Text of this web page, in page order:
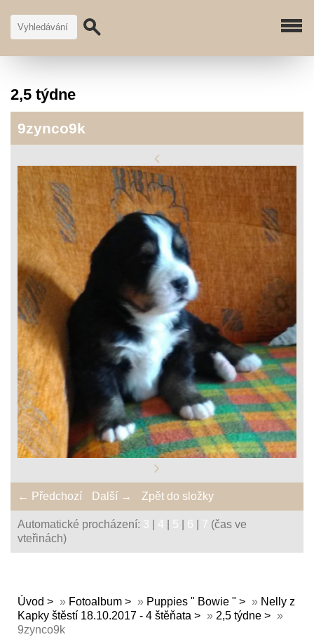
2,5 týdne
9zynco9k
← Předchozí Další → Zpět do složky
Automatické procházení: 3 4 5 6 7 (čas ve
vteřinách)
Úvod » Fotoalbum » Puppies " Bowie " » Nelly z
Kapky štěstí 18.10.2017 - 4 štěňata
» 2,5 týdne
»
9zynco9k